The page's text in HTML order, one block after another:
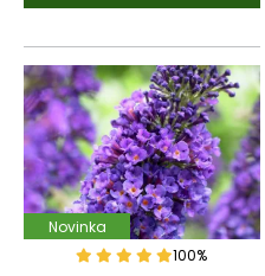
Novinka
100%